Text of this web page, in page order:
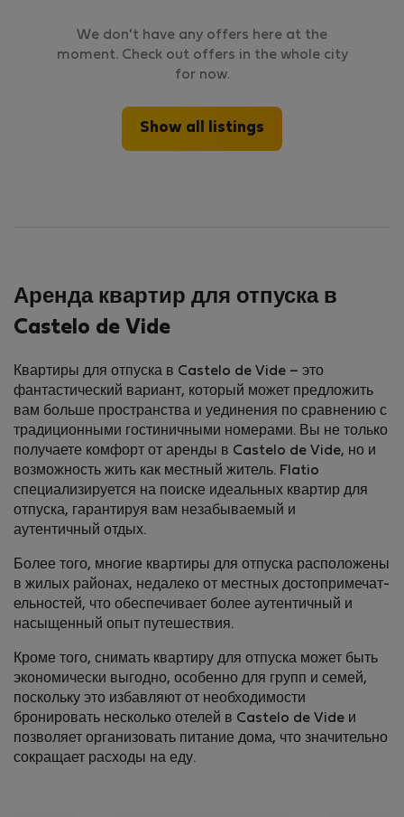
We don't have any offers here at the
moment. Check out offers in the whole city
for now.
Show all listings
Аренда квартир для отпуска в
Castelo de Vide
Квартиры для отпуска в Castelo de Vide – это
фантастический вариант, который может предложить
вам больше пространства и уединения по сравнению с
традиционными гостиничными номерами. Вы не только
получаете комфорт от аренды в Castelo de Vide, но и
возможность жить как местный житель. Flatio
специализируется на поиске идеальных квартир для
отпуска, гарантируя вам незабываемый и
аутентичный отдых.
Более того, многие квартиры для отпуска расположены
в жилых районах, недалеко от местных достопримечат­
ельностей, что обеспечивает более аутентичный и
насыщенный опыт путешествия.
Кроме того, снимать квартиру для отпуска может быть
экономически выгодно, особенно для групп и семей,
поскольку это избавляют от необходимости
бронировать несколько отелей в Castelo de Vide и
позволяет организовать питание дома, что значительно
сокращает расходы на еду.